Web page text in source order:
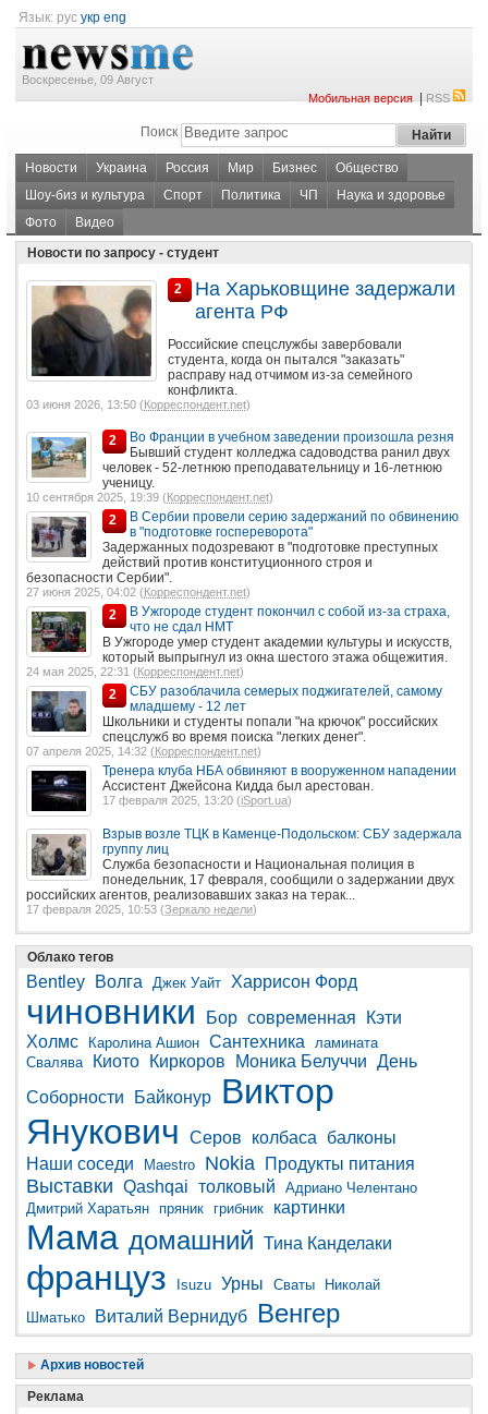
Язык: рус укр eng
Воскресенье, 09 Август
Мобильная версия|RSS
Поиск
Новости Украина Россия Мир Бизнес
Общество
Шоу-биз и культура
Спорт Политика ЧП
Наука и здоровье
Фото
Видео
Новости по запросу - студент
2
На Харьковщине задержали
агента РФ
Российские спецслужбы завербовали
студента, когда он пытался "заказать"
расправу над отчимом из-за семейного
конфликта.
03 июня 2026, 13:50 (Корреспондент.net)
2
Во Франции в учебном заведении произошла резня
Бывший студент колледжа садоводства ранил двух
человек - 52-летнюю преподавательницу и 16-летнюю
ученицу.
10 сентября 2025, 19:39 (Корреспондент.net)
2
В Сербии провели серию задержаний по обвинению
в "подготовке госпереворота"
Задержанных подозревают в "подготовке преступных
действий против конституционного строя и
безопасности Сербии".
27 июня 2025, 04:02 (Корреспондент.net)
2
В Ужгороде студент покончил с собой из-за страха,
что не сдал НМТ
В Ужгороде умер студент академии культуры и искусств,
который выпрыгнул из окна шестого этажа общежития.
24 мая 2025, 22:31 (Корреспондент.net)
2
СБУ разоблачила семерых поджигателей, самому
младшему - 12 лет
Школьники и студенты попали "на крючок" российских
спецслужб во время поиска "легких денег".
07 апреля 2025, 14:32 (Корреспондент.net)
Тренера клуба НБА обвиняют в вооруженном нападении
Ассистент Джейсона Кидда был арестован.
17 февраля 2025, 13:20 (iSport.ua)
Взрыв возле ТЦК в Каменце-Подольском: СБУ задержала
группу лиц
Служба безопасности и Национальная полиция в
понедельник, 17 февраля, сообщили о задержании двух
российских агентов, реализовавших заказ на терак...
17 февраля 2025, 10:53 (Зеркало недели)
Облако тегов
Bentley Волга Джек Уайт Харрисон Форд
чиновники Бор современная
Кэти
Холмс
Каролина Ашион Сантехника
ламината
Свалява
Киото Киркоров Моника Белуччи День
Соборности
Байконур
Виктор
Янукович
Серов колбаса
балконы
Наши соседи
Maestro Nokia Продукты питания
Выставки Qashqai толковый
Адриано Челентано
Дмитрий Харатьян пряник грибник картинки
Мама домашний Тина Канделаки
француз Isuzu Урны Сваты
Николай
Шматько
Виталий Вернидуб Венгер
Архив новостей
Реклама